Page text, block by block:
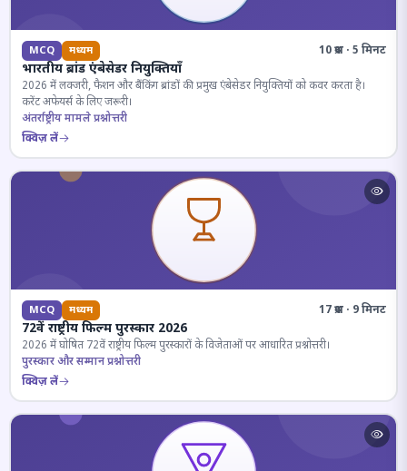
MCQ मध्यम 10 प्रश्न · 5 मिनट
भारतीय ब्रांड एंबेसेडर नियुक्तियाँ
2026 में लक्जरी, फैशन और बैंकिंग ब्रांडों की प्रमुख एंबेसेडर नियुक्तियों को कवर करता है।
करेंट अफेयर्स के लिए जरूरी।
अंतर्राष्ट्रीय मामले प्रश्नोत्तरी
क्विज़ लें
MCQ मध्यम 17 प्रश्न · 9 मिनट
72वें राष्ट्रीय फिल्म पुरस्कार 2026
2026 में घोषित 72वें राष्ट्रीय फिल्म पुरस्कारों के विजेताओं पर आधारित प्रश्नोत्तरी।
पुरस्कार और सम्मान प्रश्नोत्तरी
क्विज़ लें